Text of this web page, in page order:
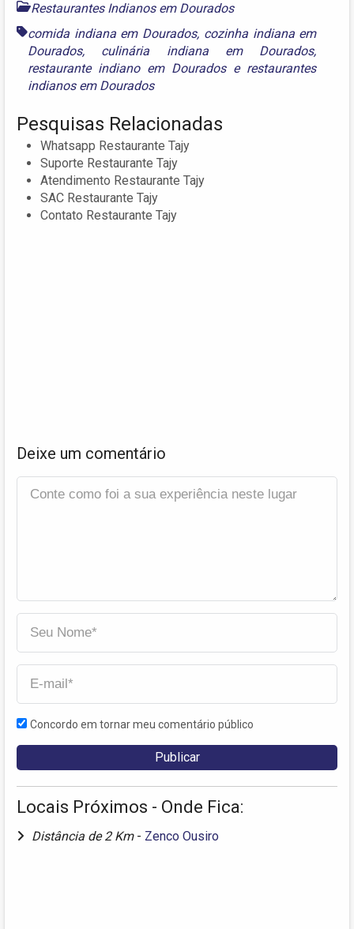
Restaurantes Indianos em Dourados
comida indiana em Dourados, cozinha indiana em
Dourados, culinária indiana em Dourados,
restaurante indiano em Douradose restaurantes
indianos em Dourados
Pesquisas Relacionadas
Whatsapp Restaurante Tajy
Suporte Restaurante Tajy
Atendimento Restaurante Tajy
SAC Restaurante Tajy
Contato Restaurante Tajy
Deixe um comentário
Concordo em tornar meu comentário público
Locais Próximos - Onde Fica:
Distância de 2 Km - Zenco Ousiro